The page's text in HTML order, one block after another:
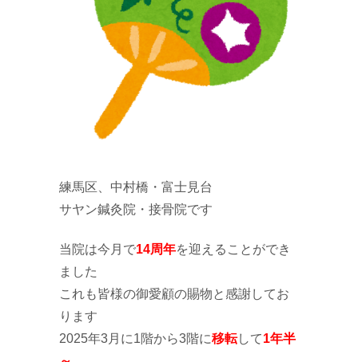
練馬区、中村橋・富士見台
サヤン鍼灸院・接骨院です
当院は今月で14周年を迎えることができ
ました
これも皆様の御愛顧の賜物と感謝してお
ります
2025年3月に1階から3階に移転して1年半